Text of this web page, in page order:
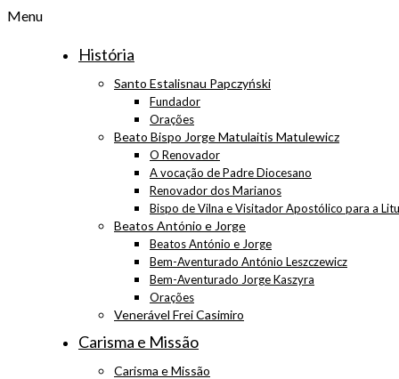
Menu
História
Santo Estalisnau Papczyński
Fundador
Orações
Beato Bispo Jorge Matulaitis Matulewicz
O Renovador
A vocação de Padre Diocesano
Renovador dos Marianos
Bispo de Vilna e Visitador Apostólico para a
Beatos António e Jorge
Beatos António e Jorge
Bem-Aventurado António Leszczewicz
Bem-Aventurado Jorge Kaszyra
Orações
Venerável Frei Casimiro
Carisma e Missão
Carisma e Missão